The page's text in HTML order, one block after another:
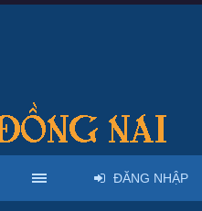
ĐĂNG NHẬP